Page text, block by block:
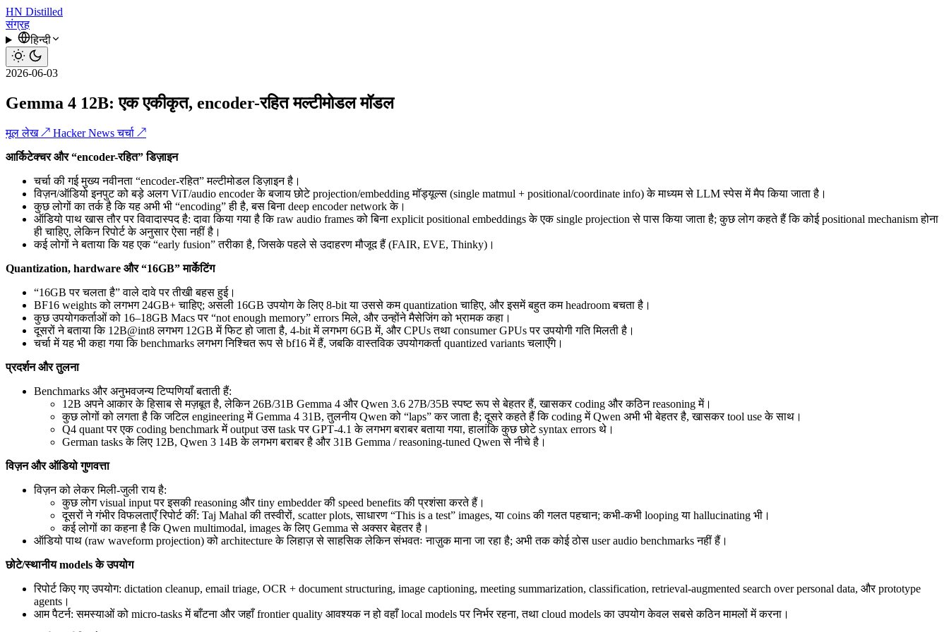
HN Distilled
संग्रह
हिन्दी
2026-06-03
Gemma 4 12B: एक एकीकृत, encoder-रहित मल्टीमोडल मॉडल
मूल लेख ↗ Hacker News चर्चा ↗
आर्किटेक्चर और “encoder-रहित” डिज़ाइन
चर्चा की गई मुख्य नवीनता “encoder‑रहित” मल्टीमोडल डिज़ाइन है।
विज़न/ऑडियो इनपुट को बड़े अलग ViT/audio encoder के बजाय छोटे projection/embedding मॉड्यूल्स (single matmul + positional/coordinate info) के माध्यम से LLM स्पेस में मैप किया जाता है।
कुछ लोगों का तर्क है कि यह अभी भी “encoding” ही है, बस बिना deep encoder network के।
ऑडियो पाथ खास तौर पर विवादास्पद है: दावा किया गया है कि raw audio frames को बिना explicit positional embeddings के एक single projection से पास किया जाता है; कुछ लोग कहते हैं कि कोई positional mechanism होना
ही चाहिए, लेकिन रिपोर्ट के अनुसार ऐसा नहीं है।
कई लोगों ने बताया कि यह एक “early fusion” तरीका है, जिसके पहले से उदाहरण मौजूद हैं (FAIR, EVE, Thinky)।
Quantization, hardware और “16GB” मार्केटिंग
“16GB पर चलता है” वाले दावे पर तीखी बहस हुई।
BF16 weights को लगभग 24GB+ चाहिए; असली 16GB उपयोग के लिए 8‑bit या उससे कम quantization चाहिए, और इसमें बहुत कम headroom बचता है।
कुछ उपयोगकर्ताओं को 16–18GB Macs पर “not enough memory” errors मिले, और उन्होंने मैसेजिंग को भ्रामक कहा।
दूसरों ने बताया कि 12B@int8 लगभग 12GB में फिट हो जाता है, 4‑bit में लगभग 6GB में, और CPUs तथा consumer GPUs पर उपयोगी गति मिलती है।
चर्चा में यह भी कहा गया कि benchmarks लगभग निश्चित रूप से bf16 में हैं, जबकि वास्तविक उपयोगकर्ता quantized variants चलाएँगे।
प्रदर्शन और तुलना
Benchmarks और अनुभवजन्य टिप्पणियाँ बताती हैं:
12B अपने आकार के हिसाब से मज़बूत है, लेकिन 26B/31B Gemma 4 और Qwen 3.6 27B/35B स्पष्ट रूप से बेहतर हैं, खासकर coding और कठिन reasoning में।
कुछ लोगों को लगता है कि जटिल engineering में Gemma 4 31B, तुलनीय Qwen को “laps” कर जाता है; दूसरे कहते हैं कि coding में Qwen अभी भी बेहतर है, खासकर tool use के साथ।
Q4 quant पर एक coding benchmark में output उस task पर GPT‑4.1 के लगभग बराबर बताया गया, हालांकि कुछ छोटे syntax errors थे।
German tasks के लिए 12B, Qwen 3 14B के लगभग बराबर है और 31B Gemma / reasoning-tuned Qwen से नीचे है।
विज़न और ऑडियो गुणवत्ता
विज़न को लेकर मिली-जुली राय है:
कुछ लोग visual input पर इसकी reasoning और tiny embedder की speed benefits की प्रशंसा करते हैं।
दूसरों ने गंभीर विफलताएँ रिपोर्ट कीं: Taj Mahal की तस्वीरों, scatter plots, साधारण “This is a test” images, या coins की गलत पहचान; कभी-कभी looping या hallucinating भी।
कई लोगों का कहना है कि Qwen multimodal, images के लिए Gemma से अक्सर बेहतर है।
ऑडियो पाथ (raw waveform projection) को architecture के लिहाज़ से साहसिक लेकिन संभवतः नाज़ुक माना जा रहा है; अभी तक कोई ठोस user audio benchmarks नहीं हैं।
छोटे/स्थानीय models के उपयोग
रिपोर्ट किए गए उपयोग: dictation cleanup, email triage, OCR + document structuring, image captioning, meeting summarization, classification, retrieval‑augmented search over personal data, और prototype
agents।
आम पैटर्न: समस्याओं को micro-tasks में बाँटना और जहाँ frontier quality आवश्यक न हो वहाँ local models पर निर्भर रहना, तथा cloud models का उपयोग केवल सबसे कठिन मामलों में करना।